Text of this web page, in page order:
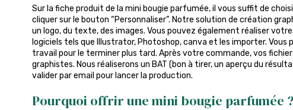
Sur la fiche produit de la mini bougie parfumée, il vous suffit de
cliquer sur le bouton “Personnaliser”. Notre solution de création
un logo, du texte, des images. Vous pouvez également réaliser
logiciels tels que Illustrator, Photoshop, canva et les importer.
travail pour le terminer plus tard. Après votre commande, vos
graphistes. Nous réaliserons un BAT (bon à tirer, un aperçu du
valider par email pour lancer la production.
Pourquoi offrir une mini bougie parfumée ?